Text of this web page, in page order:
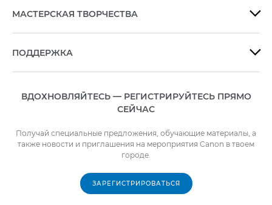
МАСТЕРСКАЯ ТВОРЧЕСТВА 
ПОДДЕРЖКА 
ВДОХНОВЛЯЙТЕСЬ — РЕГИСТРИРУЙТЕСЬ ПРЯМО
СЕЙЧАС
Получай специальные предложения, обучающие материалы, а
также новости и приглашения на мероприятия Canon в твоем
городе.
ЗАРЕГИСТРИРОВАТЬСЯ